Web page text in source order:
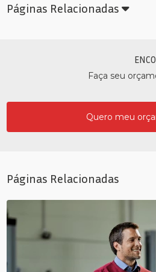
Páginas Relacionadas
Faça seu
Quero meu
Páginas Relacionadas